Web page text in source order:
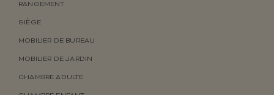
RANGEMENT
SIÈGE
MOBILIER DE BUREAU
MOBILIER DE JARDIN
CHAMBRE ADULTE